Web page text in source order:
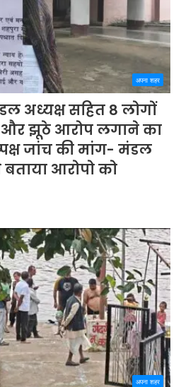
अपना शहर
अध्यक्ष सहित 8 लोगों
और झूठे आरोप लगाने का
जांच की मांग- मंडल
आरोपो को
अपना शहर